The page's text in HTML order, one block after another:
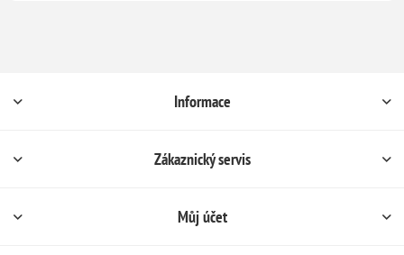
Informace
Zákaznický servis
Můj účet